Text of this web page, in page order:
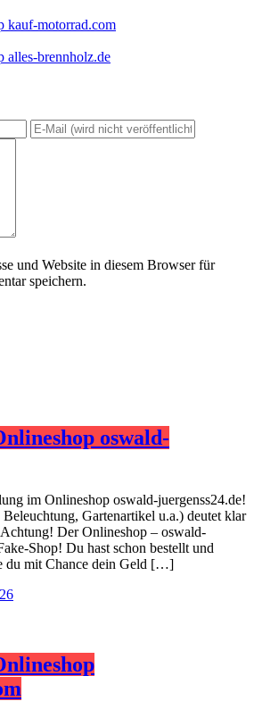
kauf-motorrad.com
alles-brennholz.de
und Website in diesem Browser für
speichern.
oswald-
im Onlineshop oswald-juergenss24.de!
Gartenartikel u.a.) deutet klar
Der Onlineshop – oswald-
Shop! Du hast schon bestellt und
du mit Chance dein Geld […]